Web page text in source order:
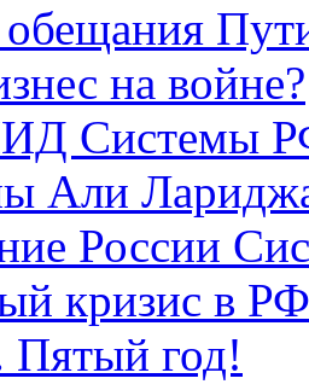
на войне?
Системы
Али
России
кризис в РФ
год!